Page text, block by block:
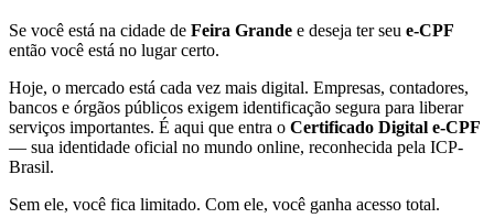
Se você está na cidade de Feira Grande e deseja ter seu e-CPF
então você está no lugar certo.
Hoje, o mercado está cada vez mais digital. Empresas, contadores,
bancos e órgãos públicos exigem identificação segura para liberar
serviços importantes. É aqui que entra o Certificado Digital e-CPF
— sua identidade oficial no mundo online, reconhecida pela ICP-
Brasil.
Sem ele, você fica limitado. Com ele, você ganha acesso total.